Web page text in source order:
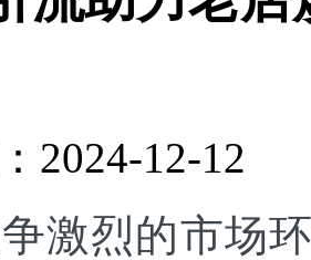
2024-12-12
激烈的市场